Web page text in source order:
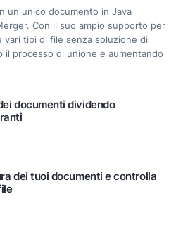
un unico documento in Java
Con il suo ampio supporto per
vari tipi di file senza soluzione di
il processo di unione e aumentando
documenti dividendo
rendendo i tuoi file più facili
dei tuoi documenti e controlla